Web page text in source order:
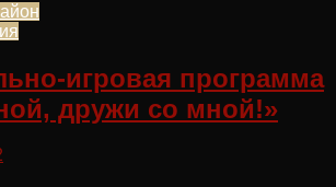
игровая программа
дружи со мной!»